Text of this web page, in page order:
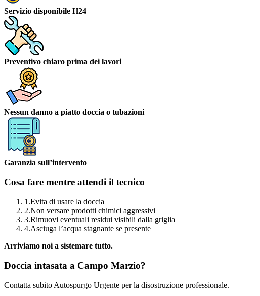
Servizio disponibile H24
Preventivo chiaro prima dei lavori
Nessun danno a piatto doccia o tubazioni
Garanzia sull’intervento
Cosa fare mentre attendi il tecnico
1.Evita di usare la doccia
2.Non versare prodotti chimici aggressivi
3.Rimuovi eventuali residui visibili dalla griglia
4.Asciuga l’acqua stagnante se presente
Arriviamo noi a sistemare tutto.
Doccia intasata a Campo Marzio?
Contatta subito Autospurgo Urgente per la disostruzione professionale.